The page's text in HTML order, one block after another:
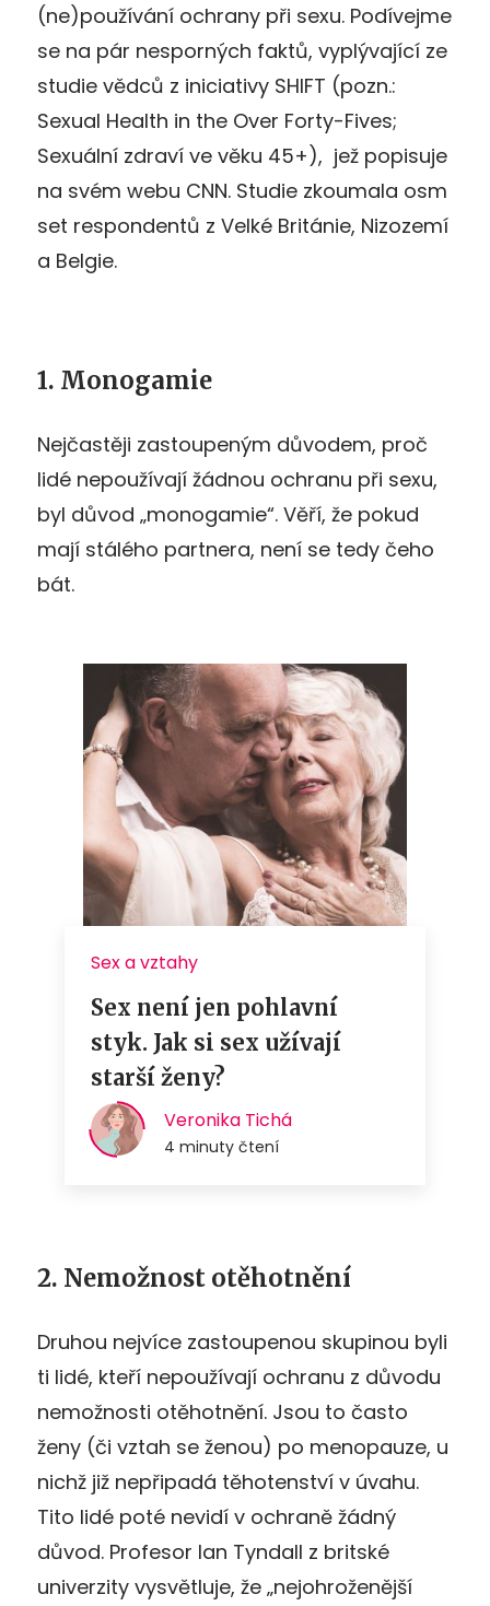
(ne)používání ochrany při sexu. Podívejme
se na pár nesporných faktů, vyplývající ze
studie vědců z iniciativy SHIFT (pozn.:
Sexual Health in the Over Forty-Fives;
Sexuální zdraví ve věku 45+), jež popisuje
na svém webu CNN. Studie zkoumala osm
set respondentů z Velké Británie, Nizozemí
a Belgie.
1. Monogamie
Nejčastěji zastoupeným důvodem, proč
lidé nepoužívají žádnou ochranu při sexu,
byl důvod „monogamie“. Věří, že pokud
mají stálého partnera, není se tedy čeho
bát.
2. Nemožnost otěhotnění
Druhou nejvíce zastoupenou skupinou byli
ti lidé, kteří nepoužívají ochranu z důvodu
nemožnosti otěhotnění. Jsou to často
ženy (či vztah se ženou) po menopauze, u
nichž již nepřipadá těhotenství v úvahu.
Tito lidé poté nevidí v ochraně žádný
důvod. Profesor Ian Tyndall z britské
univerzity vysvětluje, že „nejohroženější